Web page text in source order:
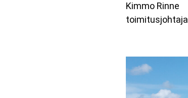
Kimmo Rinne
toimitusjohtaja